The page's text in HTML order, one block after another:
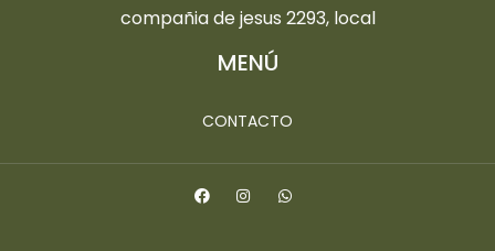
compañia de jesus 2293, local
MENÚ
CONTACTO